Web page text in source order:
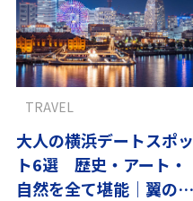
大人の横浜デートスポッ
ト6選 歴史・アート・
自然を全て堪能｜翼の王
TRAVEL